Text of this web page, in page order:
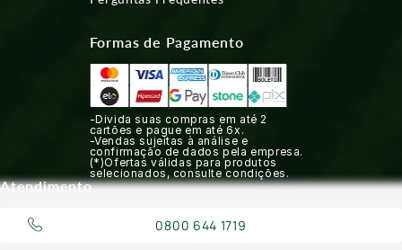
Formas de Pagamento
-Divida suas compras em até 2
cartões e pague em até 6x.
-Vendas sujeitas à análise e
confirmação de dados pela empresa.
(*)Ofertas válidas para produtos
selecionados, consulte condições.
Atendimento
0800 644 1719